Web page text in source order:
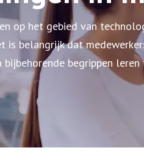
op het gebied van
is belangrijk dat
bijbehorende begrippen